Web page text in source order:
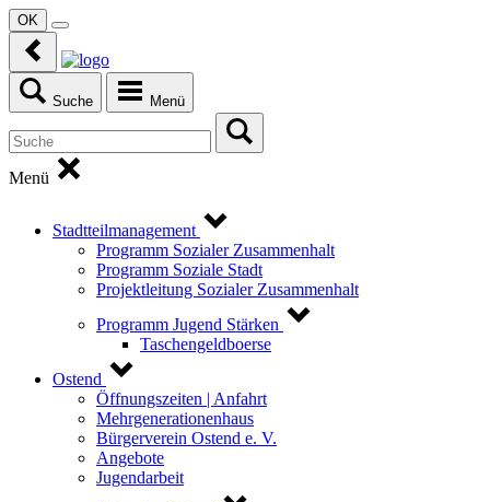
OK
Suche Menü
Menü
Stadtteilmanagement
Programm Sozialer Zusammenhalt
Programm Soziale Stadt
Projektleitung Sozialer Zusammenhalt
Programm Jugend Stärken
Taschengeldboerse
Ostend
Öffnungszeiten | Anfahrt
Mehrgenerationenhaus
Bürgerverein Ostend e. V.
Angebote
Jugendarbeit